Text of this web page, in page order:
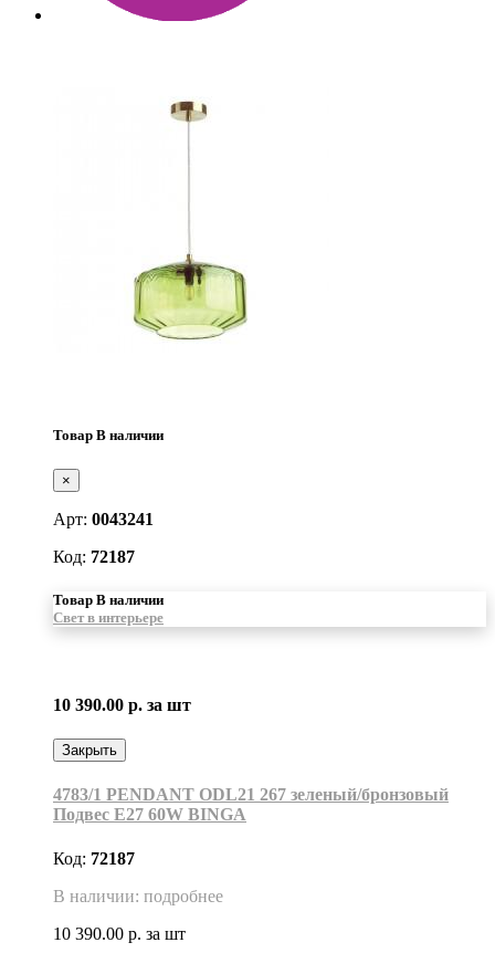
Товар В наличии
×
Арт: 0043241
Код: 72187
Товар В наличии
Свет в интерьере
10 390.00 р. за шт
Закрыть
4783/1 PENDANT ODL21 267 зеленый/бронзовый
Подвес E27 60W BINGA
Код: 72187
В наличии: подробнее
10 390.00 р. за шт